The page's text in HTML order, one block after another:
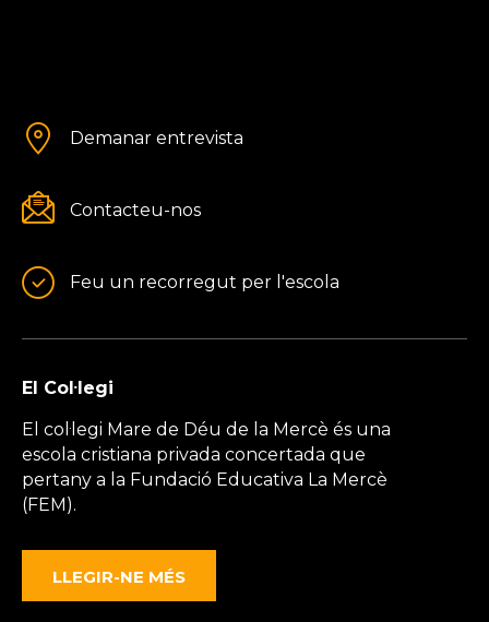
Demanar entrevista
Contacteu-nos
Feu un recorregut per l'escola
El Col·legi
El col·legi Mare de Déu de la Mercè és una
escola cristiana privada concertada que
pertany a la Fundació Educativa La Mercè
(FEM).
LLEGIR-NE MÉS